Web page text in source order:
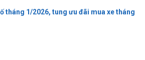
tháng 1/2026, tung ưu đãi mua xe tháng